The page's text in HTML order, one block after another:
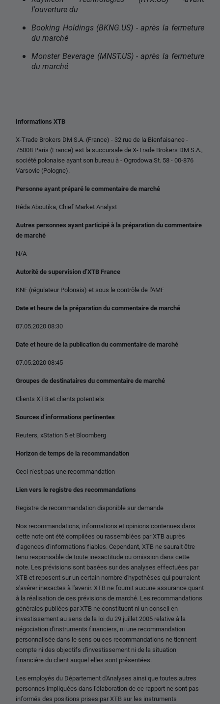
l'ouverture du
Booking Holdings (BKNG.US) - après la fermeture
du marché
Monster Beverage (MNST.US) - après la fermeture
du marché
Informations XTB
X-Trade Brokers DM S.A. (France) - 32 rue de la Bienfaisance -
75008 Paris (France) est la succursale de X-Trade Brokers DM S.A.,
société polonaise ayant son bureau à - Ogrodowa St. 58 - 00-876
Varsovie (Pologne).
Personne ayant préparé le commentaire de marché
Réda Aboutika, Chief Market Analyst
Autres personnes ayant participé à la préparation du commentaire
de marché
N/A
Autorité de supervision d’XTB France
KNF (régulateur Polonais) et sous le contrôle de l'AMF
Date et heure de la préparation du commentaire de marché
07.05.2020 08:30
Date et heure de la publication du commentaire de marché
07.05.2020 08:45
Groupes de destinataires du commentaire de marché
Clients XTB et clients potentiels
Sources d’informations pertinentes
Reuters, xStation 5 et Bloomberg
Horizon de temps de la recommandation
Ceci n’est pas une recommandation
Lien vers le registre des recommandations
Registre de recommandation disponible sur demande
Nos recommandations, informations et opinions contenues dans
cette note ont été compilées ou rassemblées par XTB auprès
d'agences d'informations fiables. Cependant, XTB ne saurait être
tenu responsable de toute inexactitude ou omission dans cette
note. Les prévisions sont basées sur des analyses effectuées par
XTB et reposent sur un certain nombre d'hypothèses qui pourraient
s'avérer inexactes à l'avenir. XTB ne fournit aucune assurance quant
à la réalisation de ces prévisions de marché. Les recommandations
générales publiées par XTB ne constituent ni un conseil en
investissement au sens de la loi du 29 juillet 2005 relative à la
négociation d'instruments financiers, ni une recommandation
personnalisée dans le sens ou ces recommandations ne tiennent
compte ni des objectifs d'investissement ni de la situation
financière du client auquel elles sont présentées.
Les employés du Département d'Analyses ainsi que toutes autres
personnes impliquées dans l'élaboration de ce rapport ne sont pas
informés des positions prises par XTB sur les instruments